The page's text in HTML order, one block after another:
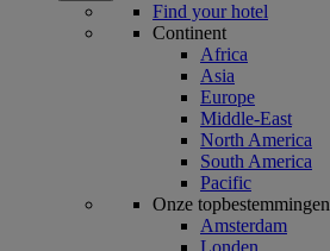
Find your hotel
Continent
Africa
Asia
Europe
Middle-East
North America
South America
Pacific
Onze topbestemmingen
Amsterdam
Londen